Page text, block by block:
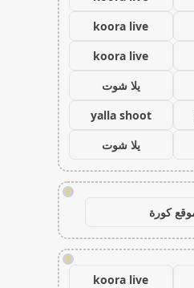
koora live
koora live
يلا شوت
yalla shoot
يلا شوت
!
كورة
!
koora live